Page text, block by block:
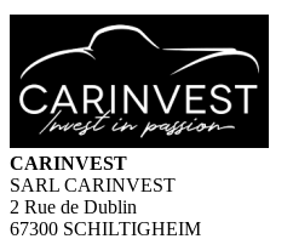
CARINVEST
SARL CARINVEST
2 Rue de Dublin
67300 SCHILTIGHEIM